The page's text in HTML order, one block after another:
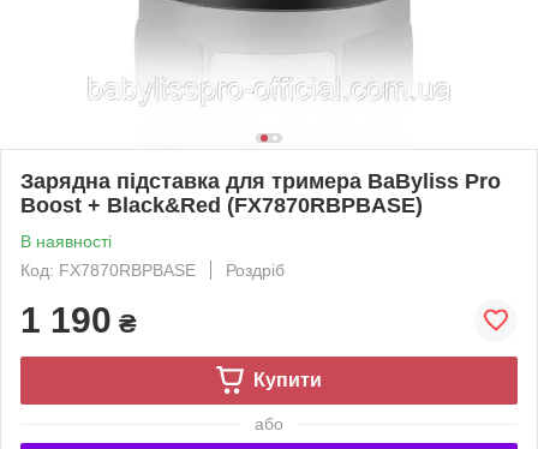
Зарядна підставка для тримера BaByliss Pro
Boost + Black&Red (FX7870RBPBASE)
В наявності
Код: FX7870RBPBASE
Роздріб
1 190 ₴
Купити
або